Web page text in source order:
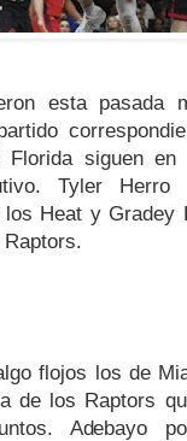
esta pasada
Florida siguen
Tyler
Heat y
flojos los de
de los Raptors
Adebayo